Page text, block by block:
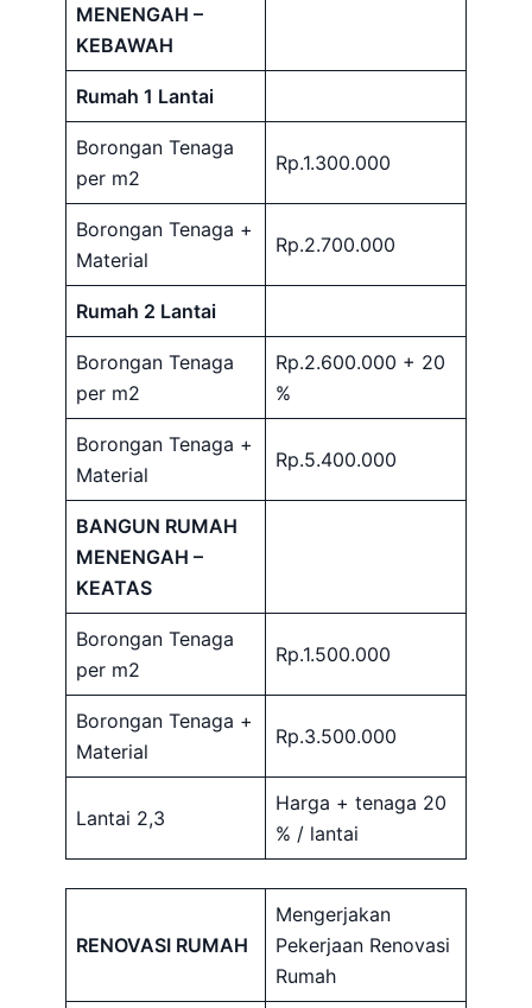
MENENGAH –
KEBAWAH
Rumah 1 Lantai
Borongan Tenaga
per m2
Rp.1.300.000
Borongan Tenaga +
Material
Rp.2.700.000
Rumah 2 Lantai
Borongan Tenaga
per m2
Rp.2.600.000 + 20
%
Borongan Tenaga +
Material
Rp.5.400.000
BANGUN RUMAH
MENENGAH –
KEATAS
Borongan Tenaga
per m2
Rp.1.500.000
Borongan Tenaga +
Material
Rp.3.500.000
Lantai 2,3
Harga + tenaga 20
% / lantai
RENOVASI RUMAH
Mengerjakan
Pekerjaan Renovasi
Rumah